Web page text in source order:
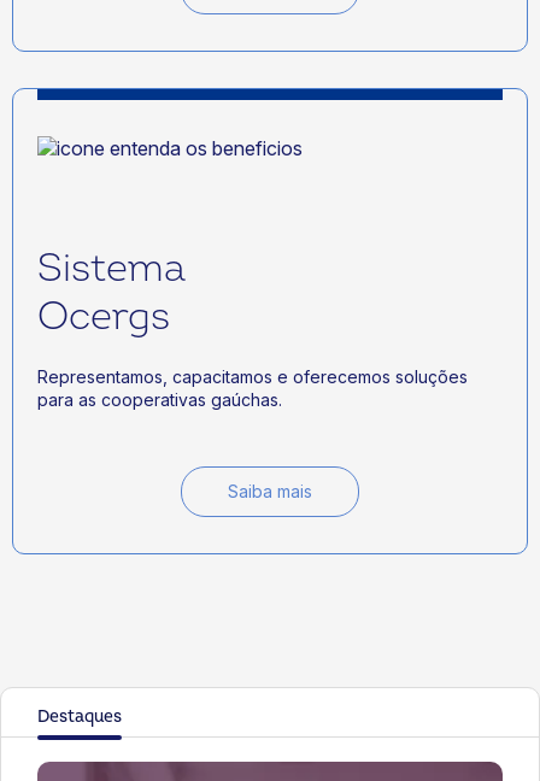
Sistema
Ocergs
Representamos, capacitamos e oferecemos soluções
para as cooperativas gaúchas.
Saiba mais
Destaques